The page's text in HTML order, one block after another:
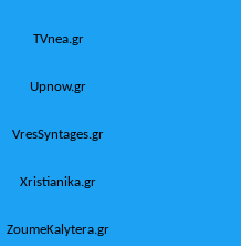
TVnea.gr
Upnow.gr
VresSyntages.gr
Xristianika.gr
ZoumeKalytera.gr